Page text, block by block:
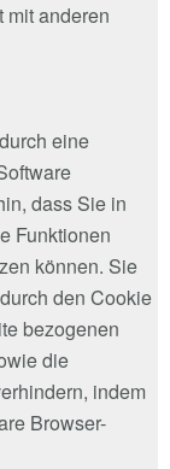
mit anderen
eine
dass Sie in
Funktionen
können. Sie
den Cookie
bezogenen
die
indem
Browser-